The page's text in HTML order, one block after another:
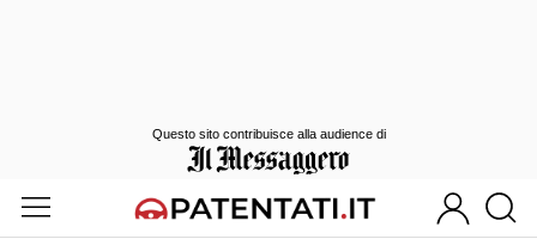
Questo sito contribuisce alla audience di